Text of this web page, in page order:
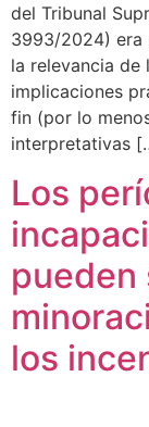
del Tribunal
3993/2024) era
la relevancia
implicaciones
fin (por lo
interpretativas
Los
pueden
los